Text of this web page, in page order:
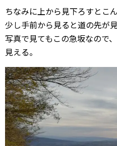
ちなみに上から見下ろすとこ
少し手前から見ると道の先が
写真で見てもこの急坂なので
見える。